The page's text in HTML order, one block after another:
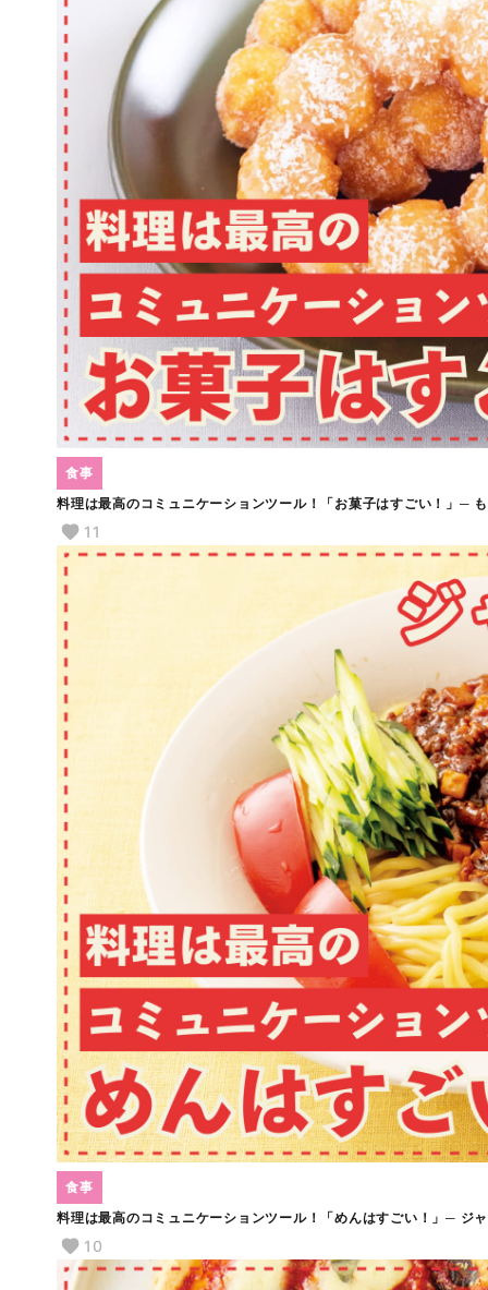
料理は最高のコミュニケーションツール！「お菓子はすごい！」─
食事
11
料理は最高のコミュニケーションツール！「めんはすごい！」─ ジ
食事
10